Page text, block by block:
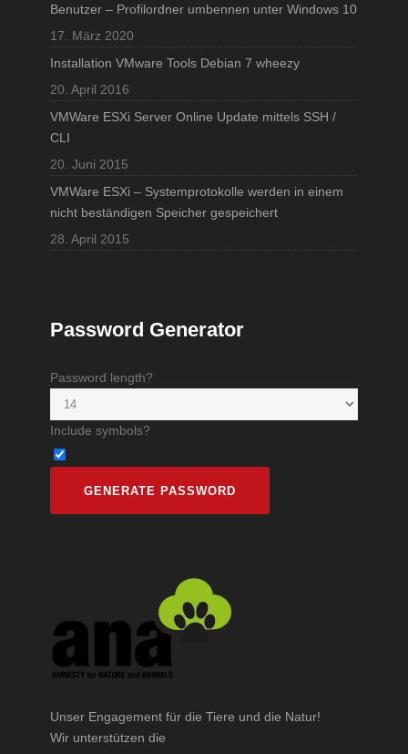
Benutzer – Profilordner umbennen unter Windows 10
17. März 2020
Installation VMware Tools Debian 7 wheezy
20. April 2016
VMWare ESXi Server Online Update mittels SSH /
CLI
20. Juni 2015
VMWare ESXi – Systemprotokolle werden in einem
nicht beständigen Speicher gespeichert
28. April 2015
Password Generator
Password length?
Include symbols?
Unser Engagement für die Tiere und die Natur!
Wir unterstützen die